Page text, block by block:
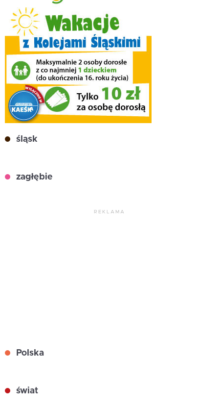
śląsk
zagłębie
REKLAMA
Polska
świat